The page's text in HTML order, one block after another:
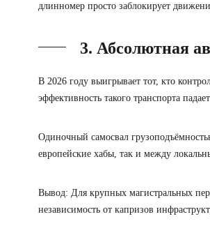
длинномер просто заблокирует
3. Абсолютная
В 2026 году выигрывает тот, кто
эффективность такого транспорта
Одиночный самосвал
европейские хабы, так и между
Вывод: Для крупных магистральных
независимость от капризов